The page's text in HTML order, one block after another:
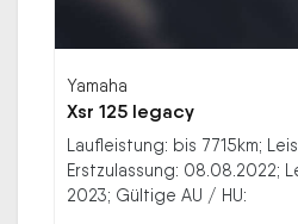
Yamaha
Xsr 125 legacy
Laufleistung: bis 7715km;
Erstzulassung: 08.08.2022;
2023; Gültige AU / HU: